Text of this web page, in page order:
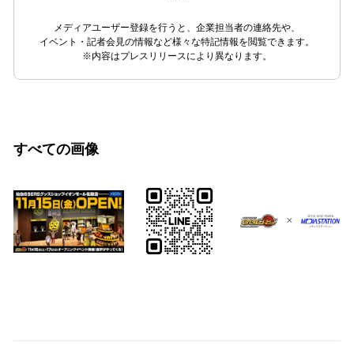
メディアユーザー登録を行うと、企業担当者の連絡先や、
イベント・記者会見の情報など様々な特記情報を閲覧できます。
※内容はプレスリリースにより異なります。
すべての画像